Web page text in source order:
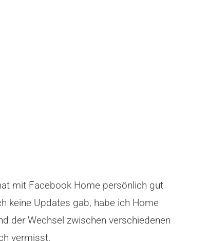
mit Facebook Home persönlich gut
keine Updates gab, habe ich Home
der Wechsel zwischen verschiedenen
vermisst.